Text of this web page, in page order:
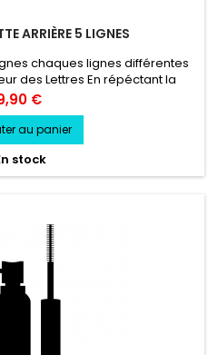
ARRIÈRE 5 LIGNES
chaques lignes différentes
des Lettres En répéctant la
votre lunette arrière vinyle
a l'eau, essence, chaleur,
froid.
€
au panier
stock